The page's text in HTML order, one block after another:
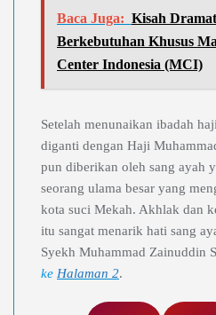
Baca Juga: Kisah
Berkebutuhan Khusus
Center Indonesia (MCI)
Setelah menunaikan ibadah
diganti dengan Haji
pun diberikan oleh sang ayah
seorang ulama besar yang
kota suci Mekah. Akhlak dan
itu sangat menarik hati sang
Syekh Muhammad Zainuddin
ke Halaman 2.